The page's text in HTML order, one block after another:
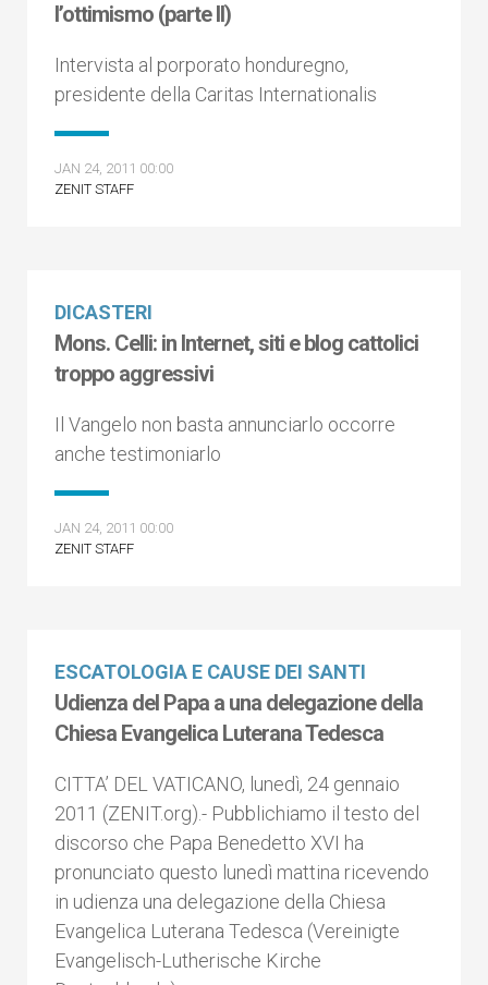
l’ottimismo (parte II)
Intervista al porporato honduregno,
presidente della Caritas Internationalis
JAN 24, 2011 00:00
ZENIT STAFF
DICASTERI
Mons. Celli: in Internet, siti e blog cattolici
troppo aggressivi
Il Vangelo non basta annunciarlo occorre
anche testimoniarlo
JAN 24, 2011 00:00
ZENIT STAFF
ESCATOLOGIA E CAUSE DEI SANTI
Udienza del Papa a una delegazione della
Chiesa Evangelica Luterana Tedesca
CITTA’ DEL VATICANO, lunedì, 24 gennaio
2011 (ZENIT.org).- Pubblichiamo il testo del
discorso che Papa Benedetto XVI ha
pronunciato questo lunedì mattina ricevendo
in udienza una delegazione della Chiesa
Evangelica Luterana Tedesca (Vereinigte
Evangelisch-Lutherische Kirche